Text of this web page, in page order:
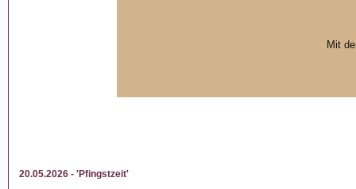
Mit
20.05.2026 - 'Pfingstzeit'